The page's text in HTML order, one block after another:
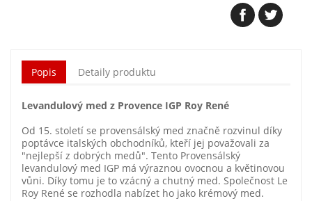
Popis Detaily produktu
Levandulový med z Provence IGP Roy René
Od 15. století se provensálský med značně rozvinul díky
poptávce italských obchodníků, kteří jej považovali za
"nejlepší z dobrých medů". Tento Provensálský
levandulový med IGP má výraznou ovocnou a květinovou
vůni. Díky tomu je to vzácný a chutný med. Společnost Le
Roy René se rozhodla nabízet ho jako krémový med.